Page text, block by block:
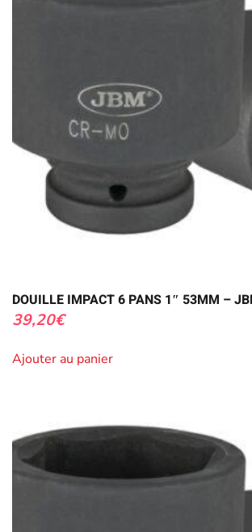
DOUILLE IMPACT 6 PANS 1″ 53MM –
39,20€
Ajouter au panier